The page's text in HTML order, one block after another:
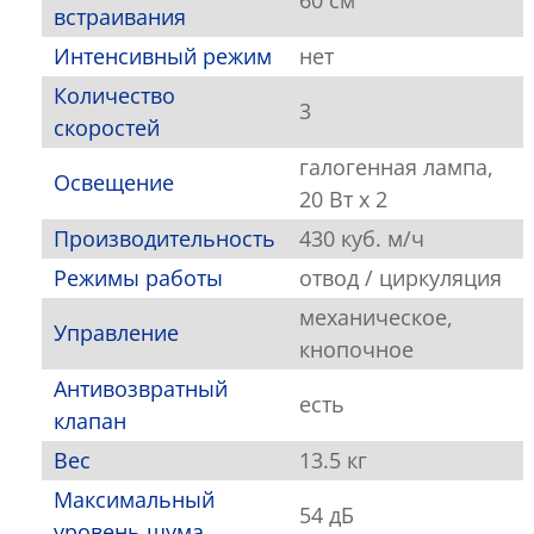
встраивания
Интенсивный режим
нет
Количество
скоростей
3
Освещение
галогенная лампа,
20 Вт х 2
Производительность
430 куб. м/ч
Режимы работы
отвод / циркуляция
Управление
механическое,
кнопочное
Антивозвратный
клапан
есть
Вес
13.5 кг
Максимальный
54 дБ